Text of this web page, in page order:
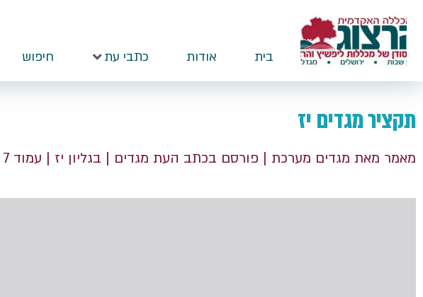
בית אודות כתבי עת חיפוש
תקציר מגדים יז
מאמר מאת מגדים מערכת | פורסם בכתב העת מגדים | בגליון יז | עמוד 7